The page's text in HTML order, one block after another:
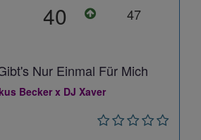
40 47
Nur Einmal Für Mich
Becker x DJ Xaver